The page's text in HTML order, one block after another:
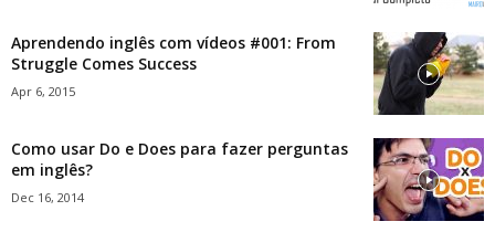
Aprendendo inglês com vídeos #001: From
Struggle Comes Success
Apr 6, 2015
Como usar Do e Does para fazer perguntas
em inglês?
Dec 16, 2014